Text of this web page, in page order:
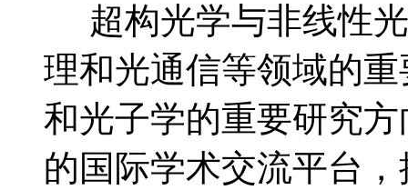
超构光学与非线性
理和光通信等领域的
和光子学的重要研究
的国际学术交流平台